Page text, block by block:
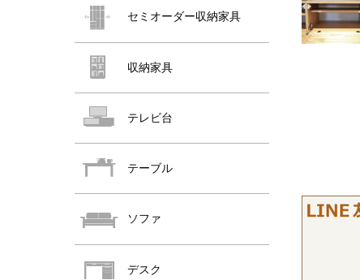
おすすめ商品
セミオーダー収納家具
収納家具
テレビ台
テーブル
ソファ
デスク